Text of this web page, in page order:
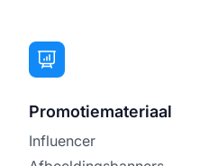
Promotiemateriaal
Influencer